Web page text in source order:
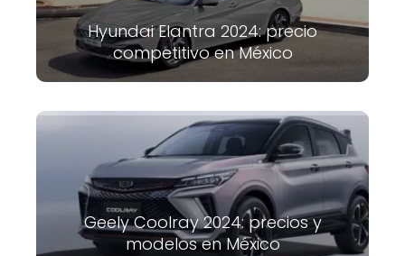
Hyundai Elantra 2024: precio
competitivo en México
Geely Coolray 2024: precios y
modelos en México